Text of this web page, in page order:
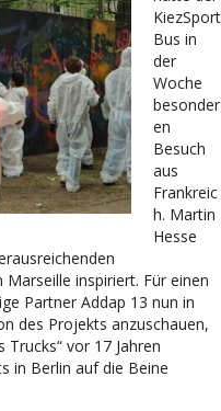
KiezSport
Bus in
der
Woche
besonder
en
Besuch
aus
Frankreic
h. Martin
Hesse
Marseille inspiriert. Für einen
Partner Addap 13 nun in
des Projekts anzuschauen,
vor 17 Jahren
in Berlin auf die Beine